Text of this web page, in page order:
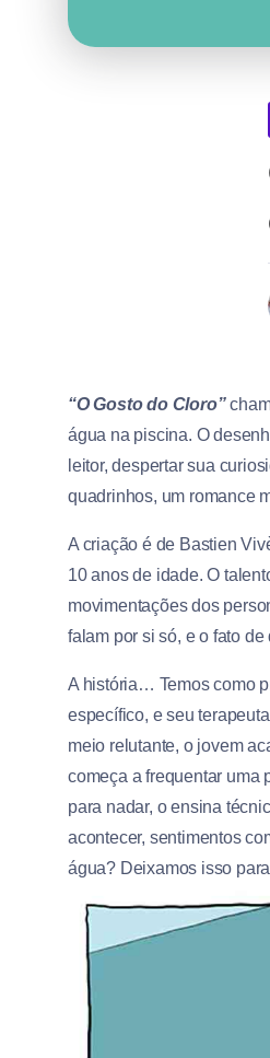
“O Gosto do Cloro”
água na piscina. O
leitor, despertar sua
quadrinhos, um romance
A criação é de Bastien
10 anos de idade. O
movimentações dos
falam por si só, e o fato
A história… Temos como
específico, e seu
meio relutante, o jovem
começa a frequentar uma
para nadar, o ensina
acontecer, sentimentos
água? Deixamos isso